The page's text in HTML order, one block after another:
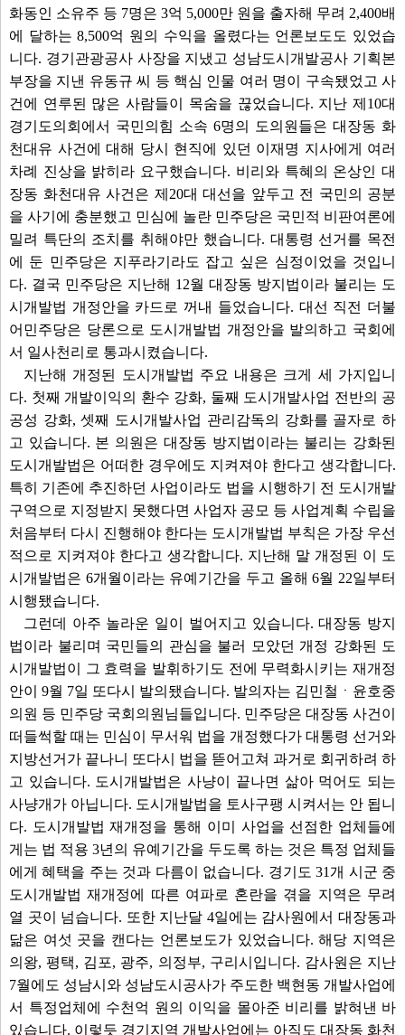
화동인 소유주 등 7명은 3억 5,000만 원을 출자해 무려 2,400배
에 달하는 8,500억 원의 수익을 올렸다는 언론보도도 있었습
니다. 경기관광공사 사장을 지냈고 성남도시개발공사 기획본
부장을 지낸 유동규 씨 등 핵심 인물 여러 명이 구속됐었고 사
건에 연루된 많은 사람들이 목숨을 끊었습니다. 지난 제10대
경기도의회에서 국민의힘 소속 6명의 도의원들은 대장동 화
천대유 사건에 대해 당시 현직에 있던 이재명 지사에게 여러
차례 진상을 밝히라 요구했습니다. 비리와 특혜의 온상인 대
장동 화천대유 사건은 제20대 대선을 앞두고 전 국민의 공분
을 사기에 충분했고 민심에 놀란 민주당은 국민적 비판여론에
밀려 특단의 조치를 취해야만 했습니다. 대통령 선거를 목전
에 둔 민주당은 지푸라기라도 잡고 싶은 심정이었을 것입니
다. 결국 민주당은 지난해 12월 대장동 방지법이라 불리는 도
시개발법 개정안을 카드로 꺼내 들었습니다. 대선 직전 더불
어민주당은 당론으로 도시개발법 개정안을 발의하고 국회에
서 일사천리로 통과시켰습니다.
지난해 개정된 도시개발법 주요 내용은 크게 세 가지입니
다. 첫째 개발이익의 환수 강화, 둘째 도시개발사업 전반의 공
공성 강화, 셋째 도시개발사업 관리감독의 강화를 골자로 하
고 있습니다. 본 의원은 대장동 방지법이라는 불리는 강화된
도시개발법은 어떠한 경우에도 지켜져야 한다고 생각합니다.
특히 기존에 추진하던 사업이라도 법을 시행하기 전 도시개발
구역으로 지정받지 못했다면 사업자 공모 등 사업계획 수립을
처음부터 다시 진행해야 한다는 도시개발법 부칙은 가장 우선
적으로 지켜져야 한다고 생각합니다. 지난해 말 개정된 이 도
시개발법은 6개월이라는 유예기간을 두고 올해 6월 22일부터
시행됐습니다.
그런데 아주 놀라운 일이 벌어지고 있습니다. 대장동 방지
법이라 불리며 국민들의 관심을 불러 모았던 개정 강화된 도
시개발법이 그 효력을 발휘하기도 전에 무력화시키는 재개정
안이 9월 7일 또다시 발의됐습니다. 발의자는 김민철ㆍ윤호중
의원 등 민주당 국회의원님들입니다. 민주당은 대장동 사건이
떠들썩할 때는 민심이 무서워 법을 개정했다가 대통령 선거와
지방선거가 끝나니 또다시 법을 뜯어고쳐 과거로 회귀하려 하
고 있습니다. 도시개발법은 사냥이 끝나면 삶아 먹어도 되는
사냥개가 아닙니다. 도시개발법을 토사구팽 시켜서는 안 됩니
다. 도시개발법 재개정을 통해 이미 사업을 선점한 업체들에
게는 법 적용 3년의 유예기간을 두도록 하는 것은 특정 업체들
에게 혜택을 주는 것과 다름이 없습니다. 경기도 31개 시군 중
도시개발법 재개정에 따른 여파로 혼란을 겪을 지역은 무려
열 곳이 넘습니다. 또한 지난달 4일에는 감사원에서 대장동과
닮은 여섯 곳을 캔다는 언론보도가 있었습니다. 해당 지역은
의왕, 평택, 김포, 광주, 의정부, 구리시입니다. 감사원은 지난
7월에도 성남시와 성남도시공사가 주도한 백현동 개발사업에
서 특정업체에 수천억 원의 이익을 몰아준 비리를 밝혀낸 바
있습니다. 이렇듯 경기지역 개발사업에는 아직도 대장동 화천